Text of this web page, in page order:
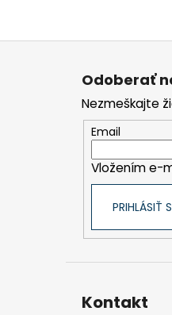
Z
Odoberať
Nezmeškajte
Email
Vložením e-
PRIHLÁSIŤ
Kontakt